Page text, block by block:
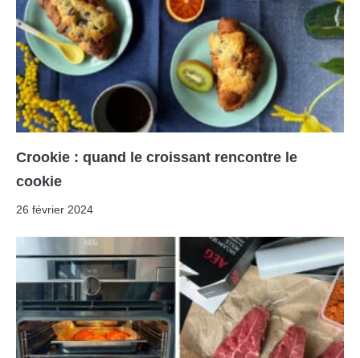
Crookie : quand le croissant rencontre le
cookie
26 février 2024